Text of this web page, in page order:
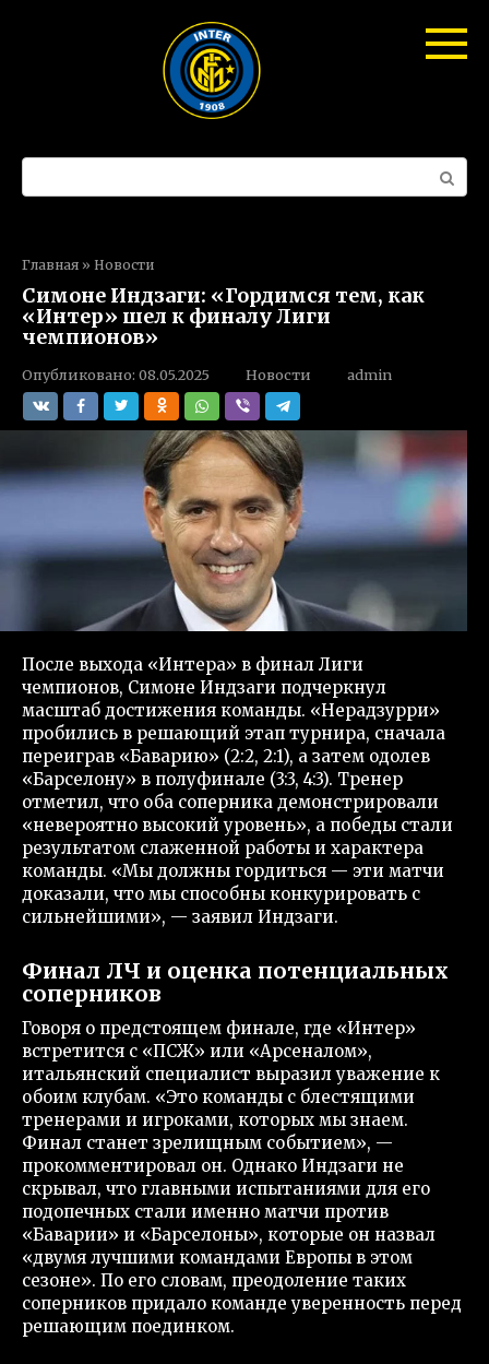
Поиск:
Главная » Новости
Симоне Индзаги: «Гордимся тем, как
«Интер» шел к финалу Лиги
чемпионов»
Опубликовано: 08.05.2025 Новости admin
После выхода «Интера» в финал Лиги
чемпионов, Симоне Индзаги подчеркнул
масштаб достижения команды. «Нерадзурри»
пробились в решающий этап турнира, сначала
переиграв «Баварию» (2:2, 2:1), а затем одолев
«Барселону» в полуфинале (3:3, 4:3). Тренер
отметил, что оба соперника демонстрировали
«невероятно высокий уровень», а победы стали
результатом слаженной работы и характера
команды. «Мы должны гордиться — эти матчи
доказали, что мы способны конкурировать с
сильнейшими», — заявил Индзаги.
Финал ЛЧ и оценка потенциальных
соперников
Говоря о предстоящем финале, где «Интер»
встретится с «ПСЖ» или «Арсеналом»,
итальянский специалист выразил уважение к
обоим клубам. «Это команды с блестящими
тренерами и игроками, которых мы знаем.
Финал станет зрелищным событием», —
прокомментировал он. Однако Индзаги не
скрывал, что главными испытаниями для его
подопечных стали именно матчи против
«Баварии» и «Барселоны», которые он назвал
«двумя лучшими командами Европы в этом
сезоне». По его словам, преодоление таких
соперников придало команде уверенность перед
решающим поединком.